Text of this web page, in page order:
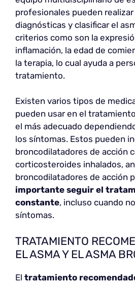
profesionales pueden
diagnósticas y clasificar el
criterios como son la
inflamación, la edad de
la terapia, lo cual ayuda a
tratamiento.
Existen varios tipos de
pueden usar en el
el más adecuado
los síntomas. Estos pueden
broncodilatadores de acción
corticosteroides inhalados,
broncodilatadores de acción
importante seguir el
constante, incluso cuando
síntomas.
TRATAMIENTO
EL ASMA Y EL ASMA
El tratamiento